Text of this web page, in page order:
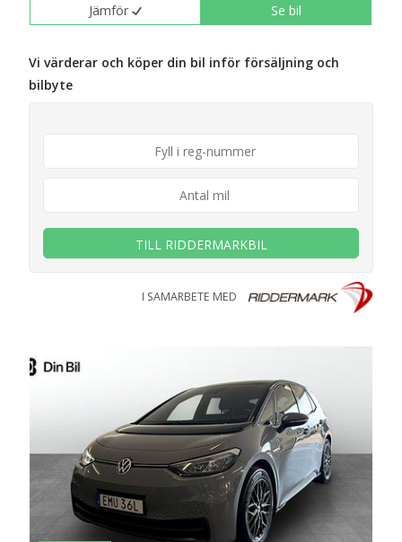
Jämför Se bil
Vi värderar och köper din bil inför försäljning och
bilbyte
TILL RIDDERMARKBIL
I SAMARBETE MED